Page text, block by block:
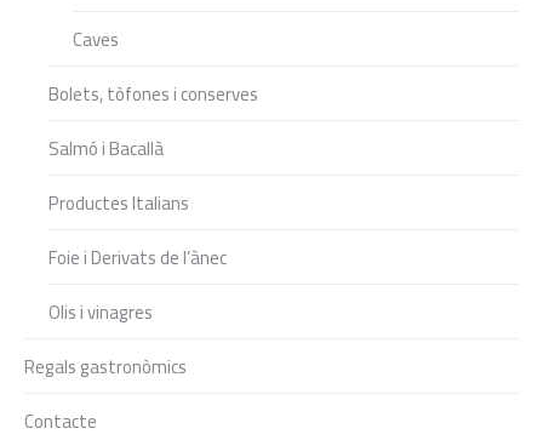
Caves
Bolets, tòfones i conserves
Salmó i Bacallà
Productes Italians
Foie i Derivats de l’ànec
Olis i vinagres
Regals gastronòmics
Contacte